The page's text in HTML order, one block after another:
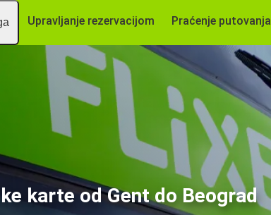
Upravljanje rezervacijom Praćenje putovanja
karte od Gent do Beograd